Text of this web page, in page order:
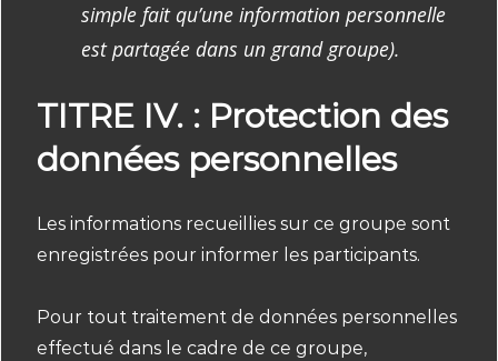
simple fait qu’une information personnelle
est partagée dans un grand groupe).
TITRE IV. : Protection des
données personnelles
Les informations recueillies sur ce groupe sont
enregistrées pour informer les participants.
Pour tout traitement de données personnelles
effectué dans le cadre de ce groupe,